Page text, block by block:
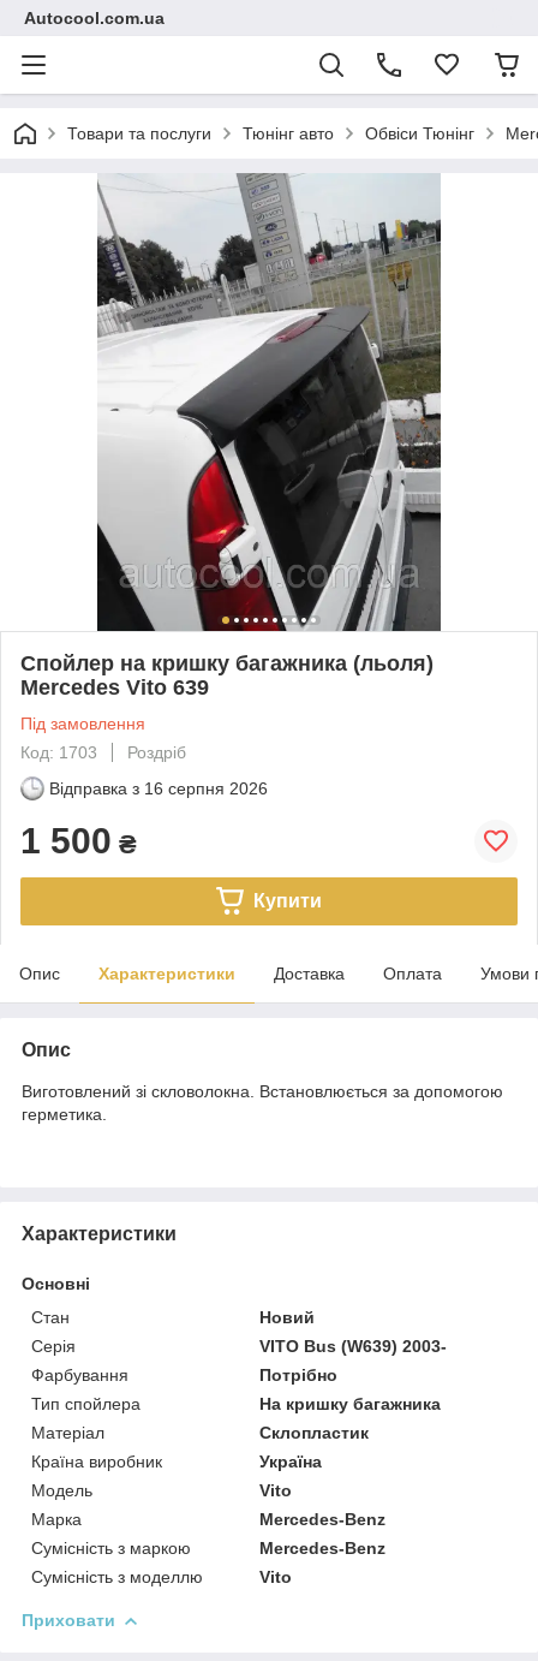
Autocool.com.ua
Товари та послуги Тюнінг авто Обвіси Тюнінг
Спойлер на кришку багажника (льоля)
Mercedes Vito 639
Під замовлення
Код: 1703
Роздріб
Відправка з 16 серпня 2026
1 500 ₴
Купити
Опис Характеристики Доставка Оплата Умови
Опис
Виготовлений зі скловолокна. Встановлюється за допомогою
герметика.
Характеристики
Основні
Стан
Новий
Серія
VITO Bus (W639) 2003-
Фарбування
Потрібно
Тип спойлера
На кришку багажника
Матеріал
Склопластик
Країна виробник
Україна
Модель
Vito
Марка
Mercedes-Benz
Сумісність з маркою
Mercedes-Benz
Сумісність з моделлю
Vito
Приховати